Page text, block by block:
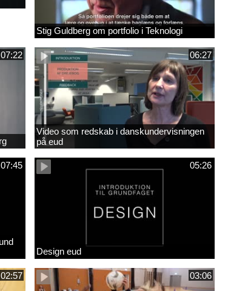
Stig Guldberg om portfolio i Teknologi
07:22 06:27
Video som redskab i danskundervisningen
på eud
07:45 05:26
Design eud
02:57 03:06